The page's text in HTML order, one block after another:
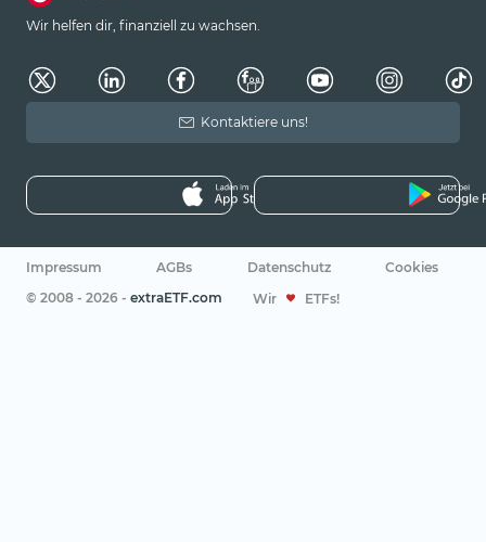
Wir helfen dir, finanziell zu wachsen.
Kontaktiere uns!
Impressum AGBs Datenschutz
Cookies
© 2008 - 2026 - extraETF.com Wir ETFs!